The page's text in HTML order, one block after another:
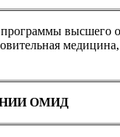
высшего
НИИ ОМИД